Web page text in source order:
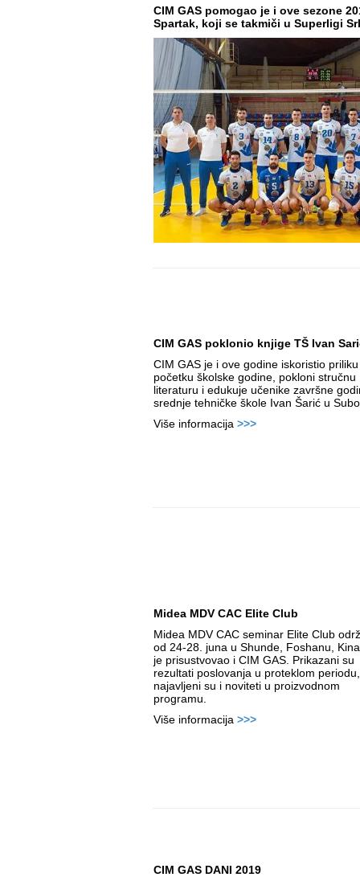
CIM GAS pomogao je i ove sezone
Spartak, koji se takmiči u Superligi
CIM GAS poklonio knjige TŠ Ivan
CIM GAS je i ove godine iskoristio
početku školske godine, pokloni stručnu
literaturu i edukuje učenike završne
srednje tehničke škole Ivan Šarić u
Više informacija >>>
Midea MDV CAC Elite Club
Midea MDV CAC seminar Elite Club
od 24-28. juna u Shunde, Foshanu,
je prisustvovao i CIM GAS. Prikazani su
rezultati poslovanja u proteklom
najavljeni su i noviteti u proizvodnom
programu.
Više informacija >>>
CIM GAS DANI 2019